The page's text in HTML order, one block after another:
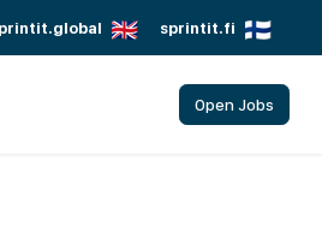
Open Jobs
sprintit.fi